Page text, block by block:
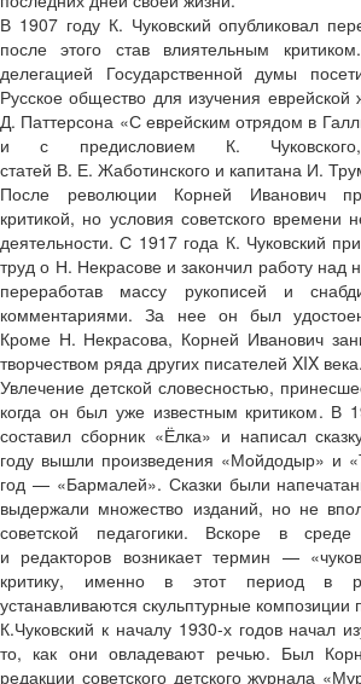
В 1907 году К. Чуковский опубликовал
после этого став влиятельным
делегацией Государственной думы
Русское общество для изучения еврейской
Д. Паттерсона «С еврейским отрядом в
и с предисловием К.
статей В. Е. Жаботинского и капитана И.
После революции Корней Иванович
критикой, но условия советского времени
деятельности. С 1917 года К. Чуковский
труд о Н. Некрасове и закончил работу над
переработав массу рукописей и
комментариями. За нее он был
Кроме Н. Некрасова, Корней Иванович
творчеством ряда других писателей XIX века.
Увлечение детской словесностью,
когда он был уже известным критиком. В
составил сборник «Ёлка» и написал
году вышли произведения «Мойдодыр» и
год — «Бармалей». Сказки были
выдержали множество изданий, но не
советской педагогики. Вскоре в среде
и редакторов возникает термин —
критику, именно в этот период в
устанавливаются скульптурные композиции
К.Чуковский к началу 1930-х годов начал
то, как они овладевают речью. Был
редакции советского детского журнала